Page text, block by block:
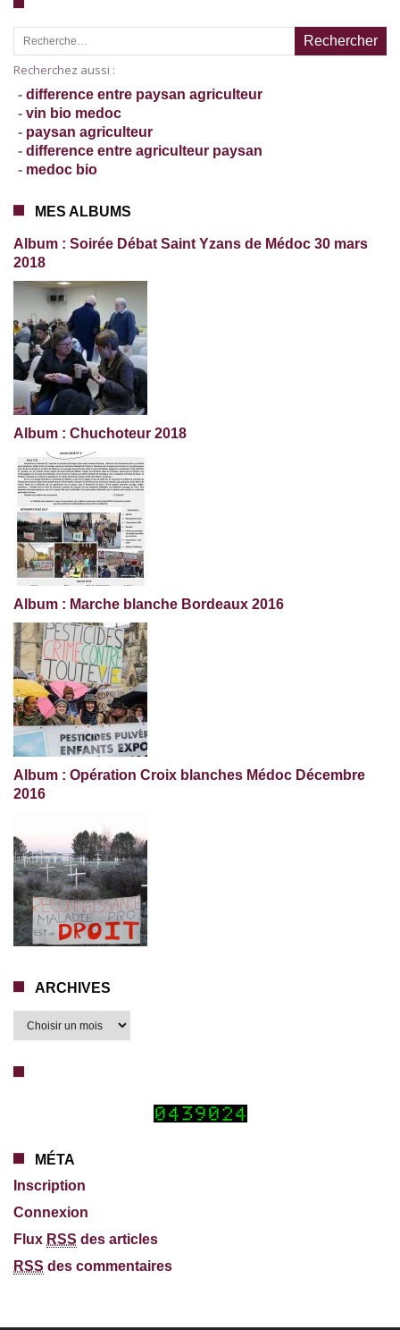
Recherche pour :
Recherchez aussi :
- difference entre paysan agriculteur
- vin bio medoc
- paysan agriculteur
- difference entre agriculteur paysan
- medoc bio
MES ALBUMS
Album : Soirée Débat Saint Yzans de Médoc 30 mars
2018
Album : Chuchoteur 2018
Album : Marche blanche Bordeaux 2016
Album : Opération Croix blanches Médoc Décembre
2016
ARCHIVES
MÉTA
Inscription
Connexion
Flux RSS des articles
RSS des commentaires